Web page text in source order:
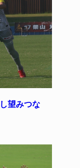
望みつな